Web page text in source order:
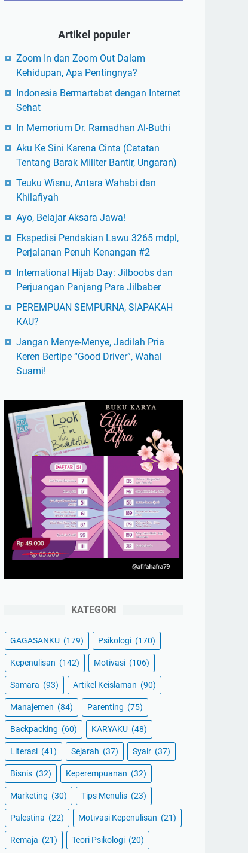
Artikel populer
Zoom In dan Zoom Out Dalam
Kehidupan, Apa Pentingnya?
Indonesia Bermartabat dengan Internet
Sehat
In Memorium Dr. Ramadhan Al-Buthi
Aku Ke Sini Karena Cinta (Catatan
Tentang Barak MIliter Bantir, Ungaran)
Teuku Wisnu, Antara Wahabi dan
Khilafiyah
Ayo, Belajar Aksara Jawa!
Ekspedisi Pendakian Lawu 3265 mdpl,
Perjalanan Penuh Kenangan #2
International Hijab Day: Jilboobs dan
Perjuangan Panjang Para Jilbaber
PEREMPUAN SEMPURNA, SIAPAKAH
KAU?
Jangan Menye-Menye, Jadilah Pria
Keren Bertipe “Good Driver”, Wahai
Suami!
KATEGORI
GAGASANKU (179) Psikologi (170)
Kepenulisan (142) Motivasi (106)
Samara (93) Artikel Keislaman (90)
Manajemen (84) Parenting (75)
Backpacking (60) KARYAKU (48)
Literasi (41) Sejarah (37) Syair (37)
Bisnis (32) Keperempuanan (32)
Marketing (30) Tips Menulis (23)
Palestina (22) Motivasi Kepenulisan (21)
Remaja (21) Teori Psikologi (20)